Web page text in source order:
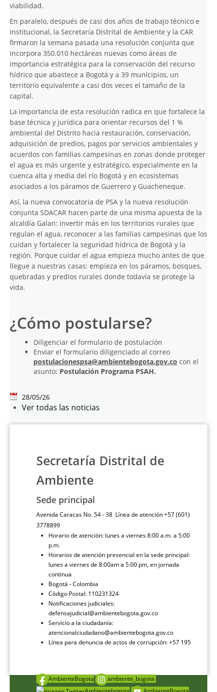
viabilidad.
En paralelo, después de casi dos años de trabajo técnico e
institucional, la Secretaría Distrital de Ambiente y la CAR
firmaron la semana pasada una resolución conjunta que
incorpora 350.010 hectáreas nuevas como áreas de
importancia estratégica para la conservación del recurso
hídrico que abastece a Bogotá y a 39 municipios, un
territorio equivalente a casi dos veces el tamaño de la
capital.
La importancia de esta resolución radica en que fortalece la
base técnica y jurídica para orientar recursos del 1 %
ambiental del Distrito hacia restauración, conservación,
adquisición de predios, pagos por servicios ambientales y
acuerdos con familias campesinas en zonas donde proteger
el agua es más urgente y estratégico, especialmente en la
cuenca alta y media del río Bogotá y en ecosistemas
asociados a los páramos de Guerrero y Guacheneque.
Así, la nueva convocatoria de PSA y la nueva resolución
conjunta SDACAR hacen parte de una misma apuesta de la
alcaldía Galan: invertir más en los territorios rurales que
regulan el agua, reconocer a las familias campesinas que los
cuidan y fortalecer la seguridad hídrica de Bogotá y la
región. Porque cuidar el agua empieza mucho antes de que
llegue a nuestras casas: empieza en los páramos, bosques,
quebradas y predios rurales donde todavía se protege la
vida.
¿Cómo postularse?
Diligenciar el formulario de postulación
Enviar el formulario diligenciado al correo
postulacionespsa@ambientebogota.gov.co con el
asunto: Postulación Programa PSAH.
28/05/26
Ver todas las noticias
Secretaría Distrital de
Ambiente
Sede principal
Avenida Caracas No. 54 - 38 Línea de atención +57 (601)
3778899
Horario de atención: lunes a viernes 8:00 a.m. a 5:00
p.m.
Horarios de atención presencial en la sede principal:
lunes a viernes de 8:00am a 5:00 pm, en jornada
continua
Bogotá - Colombia
Código Postal: 110231324
Notificaciones judiciales:
defensajudicial@ambientebogota.gov.co
Servicio a la ciudadanía:
atencionalciudadano@ambientebogota.gov.co
Línea para denuncia de actos de corrupción: +57 195
AmbienteBogota
ambiente_bogota